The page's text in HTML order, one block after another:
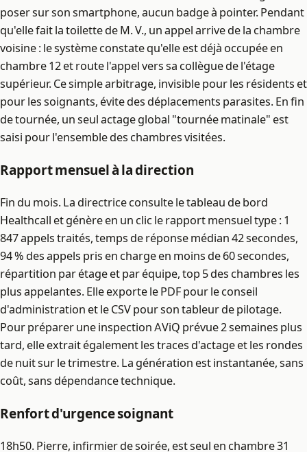
poser sur son smartphone, aucun badge à pointer. Pendant
qu'elle fait la toilette de M. V., un appel arrive de la chambre
voisine : le système constate qu'elle est déjà occupée en
chambre 12 et route l'appel vers sa collègue de l'étage
supérieur. Ce simple arbitrage, invisible pour les résidents et
pour les soignants, évite des déplacements parasites. En fin
de tournée, un seul actage global "tournée matinale" est
saisi pour l'ensemble des chambres visitées.
Rapport mensuel à la direction
Fin du mois. La directrice consulte le tableau de bord
Healthcall et génère en un clic le rapport mensuel type : 1
847 appels traités, temps de réponse médian 42 secondes,
94 % des appels pris en charge en moins de 60 secondes,
répartition par étage et par équipe, top 5 des chambres les
plus appelantes. Elle exporte le PDF pour le conseil
d'administration et le CSV pour son tableur de pilotage.
Pour préparer une inspection AViQ prévue 2 semaines plus
tard, elle extrait également les traces d'actage et les rondes
de nuit sur le trimestre. La génération est instantanée, sans
coût, sans dépendance technique.
Renfort d'urgence soignant
18h50. Pierre, infirmier de soirée, est seul en chambre 31